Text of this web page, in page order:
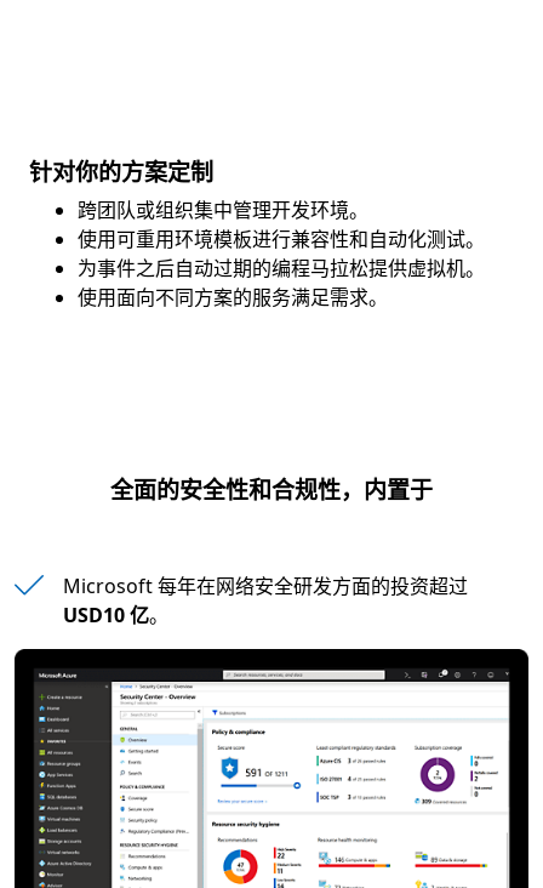
针对你的方案定制
跨团队或组织集中管理开发环境。
使用可重用环境模板进行兼容性和自动化测试。
为事件之后自动过期的编程马拉松提供虚拟机。
使用面向不同方案的服务满足需求。
全面的安全性和合规性，内置于
Microsoft 每年在网络安全研发方面的投资超过
USD10 亿。